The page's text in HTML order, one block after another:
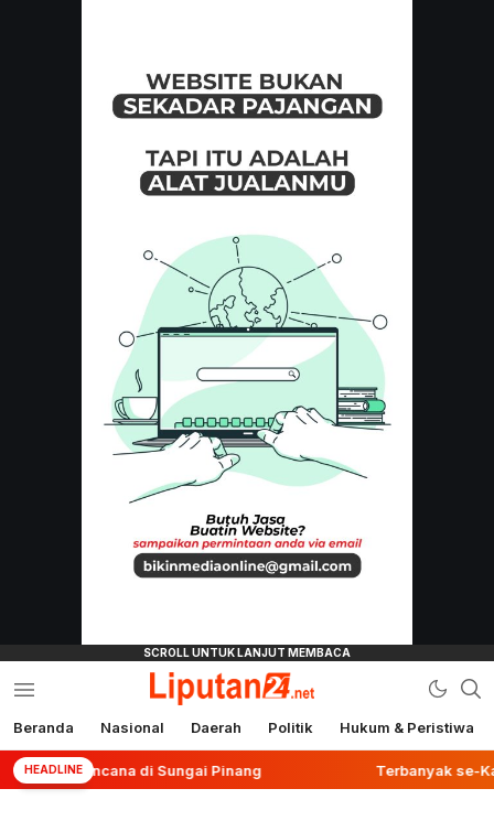
liputan24.net
Beranda Nasional Daerah Politik Hukum & Peristiwa
HEADLINEdi Sungai Pinang Terbanyak se-Kalsel,